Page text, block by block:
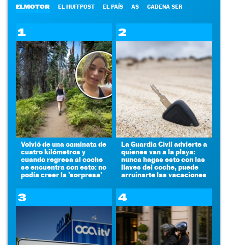
ELMOTOR EL HUFFPOST EL PAÍS AS CADENA SER
1
Volvió de una caminata de
cuatro kilómetros y
cuando regresa al coche
se encuentra con esto: no
podía creer la 'sorpresa'
2
La Guardia Civil advierte a
quienes van a la playa:
nunca hagas esto con las
llaves del coche, puede
arruinarte las vacaciones
3 4